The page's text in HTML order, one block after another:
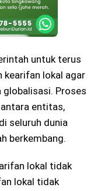
untuk terus
kearifan lokal agar
globalisasi. Proses
entitas,
seluruh dunia
berkembang.
lokal tidak
lokal tidak